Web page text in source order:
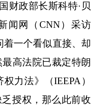
政部长斯科特·贝
闻网（CNN）采访
着一个看似直接、却
高法院已裁定特朗
力法》（IEEPA）
授权，那么此前收